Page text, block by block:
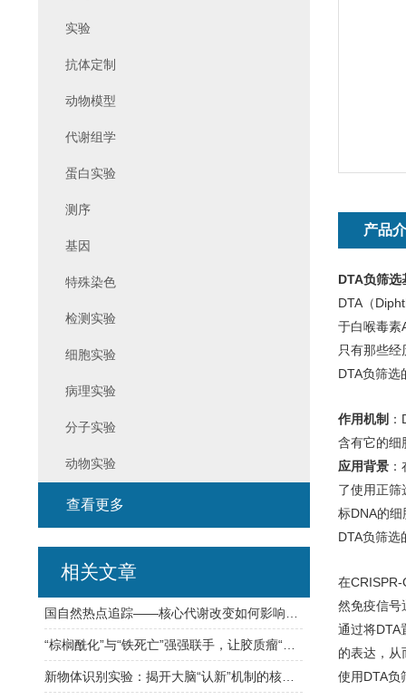
产品
DTA负筛选
DTA（
于白喉毒素
只有那些
DTA负筛选
作用机制
含有它的细
应用背景：
了使用正筛
标DNA的细
DTA负筛选
在
然免疫信号
通过将DTA
的表达，从
使用DTA负
实验
抗体定制
动物模型
代谢组学
蛋白实验
测序
基因
特殊染色
检测实验
细胞实验
病理实验
分子实验
动物实验
查看更多
相关文章